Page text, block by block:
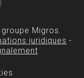
Migros.
juridiques -